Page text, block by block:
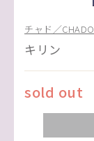
チャド／CHADO
キリン
sold out